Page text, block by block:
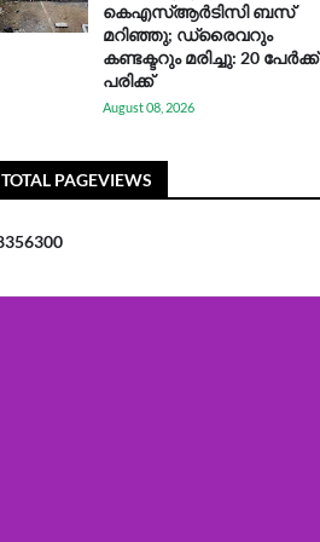
കെഎസ്ആര്‍ടിസി ബസ്
മറിഞ്ഞു; ഡ്രൈവറും
കണ്ടക്ടറും മരിച്ചു: 20 പേര്‍ക്ക്
പരിക്ക്
August 08, 2026
TOTAL PAGEVIEWS
356300